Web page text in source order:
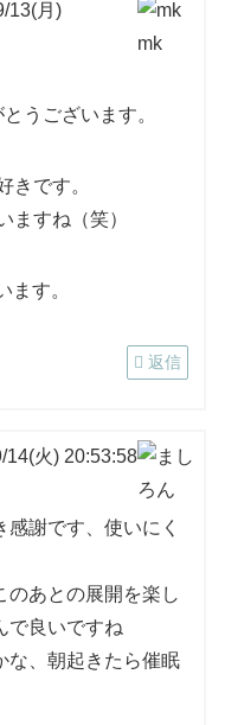
13(月)
うございます。
きです。
ますね（笑）
ます。
返信
14(火) 20:53:58
謝です、使いにく
のあとの展開を楽し
で良いですね
な、朝起きたら催眠